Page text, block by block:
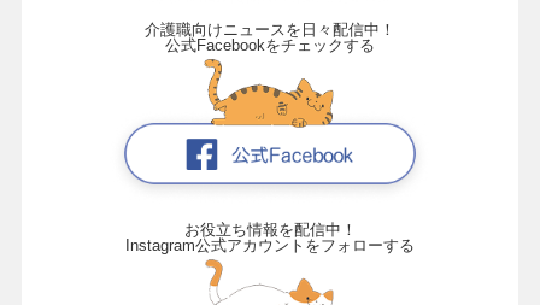
介護職向けニュースを日々配信中！
公式Facebookをチェックする
お役立ち情報を配信中！
Instagram公式アカウントをフォローする